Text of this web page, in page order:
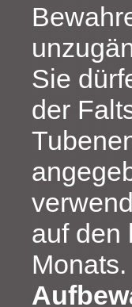
Sie
der
auf den
Monats.